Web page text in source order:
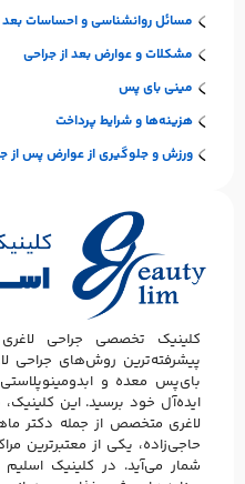
مسائل روانشناسی و احساسات بعد
مشکلات و عوارض بعد از جراحی
مینی بای پس
هزینه‌ها و شرایط پرداخت
ورزش و جلوگیری از عوارض پس از
کلینیک تخصصی جراحی لاغری
پیشرفته‌ترین روش‌های جراحی
بای‌پس معده و
ایده‌آل خود برسید. این کلینیک،
لاغری متخصص از جمله دکتر
حاجی‌زاده، یکی از معتبرترین
شمار می‌آید. در کلینیک اسلیم